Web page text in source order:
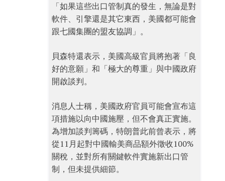
「如果這些出口管制真的發生，無論是對
軟件、引擎還是其它東西，美國都可能會
跟七國集團的盟友協調」。
貝森特還表示，美國高級官員將抱著「良
好的意願」和「極大的尊重」與中國政府
開啟談判。
消息人士稱，美國政府官員可能會宣布這
項措施以向中國施壓，但不會真正實施。
為增加談判籌碼，特朗普此前曾表示，將
從11月起對中國輸美商品額外徵收100%
關稅，並對所有關鍵軟件實施新出口管
制，但未提供細節。